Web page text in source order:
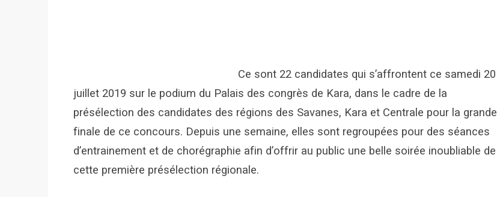
Ce sont 22 candidates qui s’affrontent ce samedi 20
juillet 2019 sur le podium du Palais des congrès de Kara, dans le cadre de la
présélection des candidates des régions des Savanes, Kara et Centrale pour la grande
finale de ce concours. Depuis une semaine, elles sont regroupées pour des séances
d’entrainement et de chorégraphie afin d’offrir au public une belle soirée inoubliable de
cette première présélection régionale.